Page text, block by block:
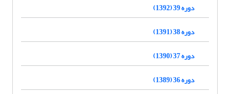
دوره 39 (1392)
دوره 38 (1391)
دوره 37 (1390)
دوره 36 (1389)